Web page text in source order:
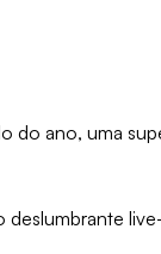
ano, uma